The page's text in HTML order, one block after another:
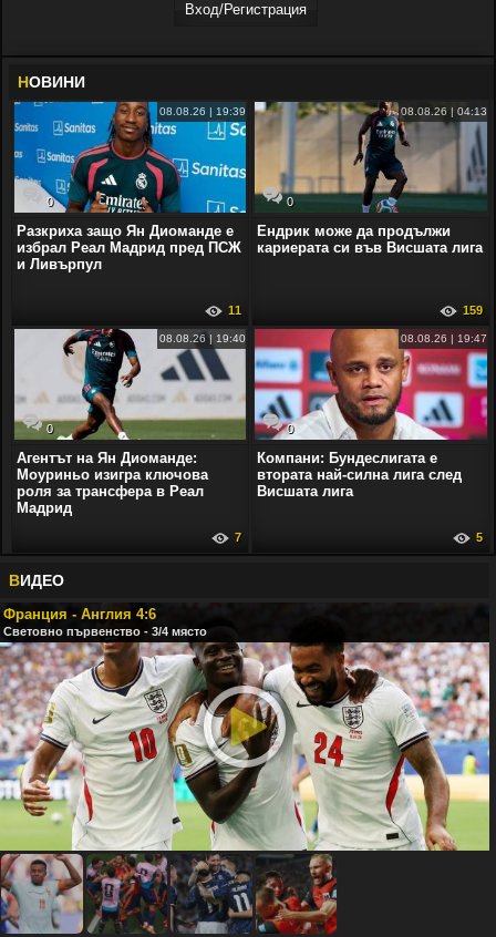
Вход/Регистрaция
НОВИНИ
0
08.08.26 | 19:39
Разкриха защо Ян Диоманде е
избрал Реал Мадрид пред ПСЖ
и Ливърпул
11
0
08.08.26 | 04:13
Ендрик може да продължи
кариерата си във Висшата лига
159
0
08.08.26 | 19:40
Агентът на Ян Диоманде:
Моуриньо изигра ключова
роля за трансфера в Реал
Мадрид
7
0
08.08.26 | 19:47
Компани: Бундеслигата е
втората най-силна лига след
Висшата лига
5
ВИДЕО
Франция - Англия 4:6
Световно първенство - 3/4 място